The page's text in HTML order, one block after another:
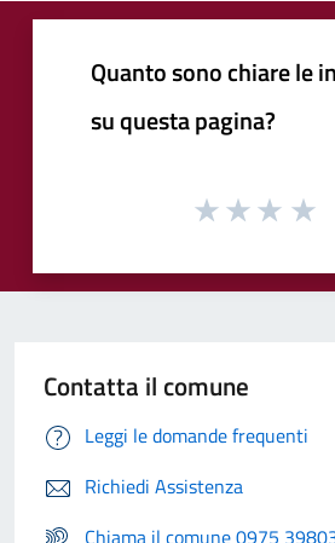
Quanto sono chiare le
su questa pagina?
Contatta il comune
Leggi le domande frequenti
Richiedi Assistenza